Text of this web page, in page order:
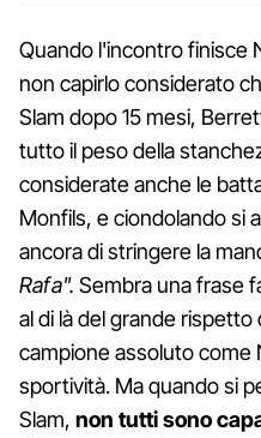
Quando l'incontro finisce
non capirlo considerato
Slam dopo 15 mesi,
tutto il peso della
considerate anche le
Monfils, e ciondolando si
ancora di stringere la
Rafa". Sembra una frase
al di là del grande
campione assoluto come
sportività. Ma quando si
Slam, non tutti sono